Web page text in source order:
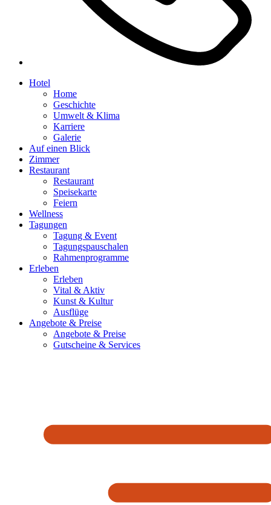
Hotel
Home
Geschichte
Umwelt & Klima
Karriere
Galerie
Auf einen Blick
Zimmer
Restaurant
Restaurant
Speisekarte
Feiern
Wellness
Tagungen
Tagung & Event
Tagungspauschalen
Rahmenprogramme
Erleben
Erleben
Vital & Aktiv
Kunst & Kultur
Ausflüge
Angebote & Preise
Angebote & Preise
Gutscheine & Services